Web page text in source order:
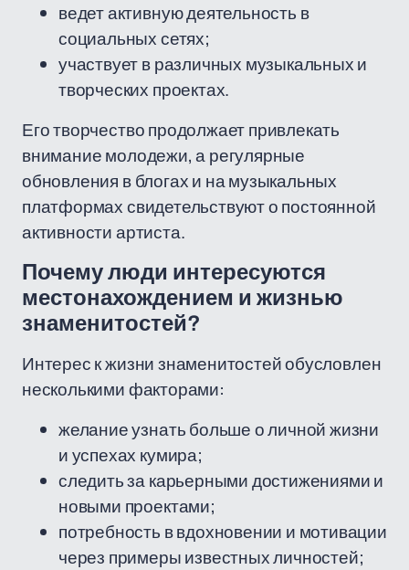
ведет активную деятельность в
социальных сетях;
участвует в различных музыкальных и
творческих проектах.
Его творчество продолжает привлекать
внимание молодежи, а регулярные
обновления в блогах и на музыкальных
платформах свидетельствуют о постоянной
активности артиста.
Почему люди интересуются
местонахождением и жизнью
знаменитостей?
Интерес к жизни знаменитостей обусловлен
несколькими факторами:
желание узнать больше о личной жизни
и успехах кумира;
следить за карьерными достижениями и
новыми проектами;
потребность в вдохновении и мотивации
через примеры известных личностей;